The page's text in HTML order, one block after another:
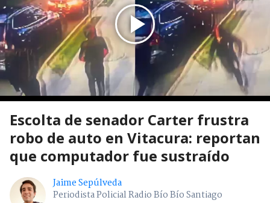
Escolta de senador Carter frustra
robo de auto en Vitacura: reportan
que computador fue sustraído
Jaime Sepúlveda
Periodista Policial Radio Bío Bío Santiago